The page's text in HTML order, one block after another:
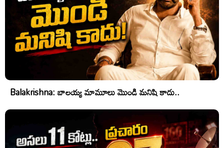
Balakrishna: బాలయ్య మామూలు మొండి మనిషి కాదు..